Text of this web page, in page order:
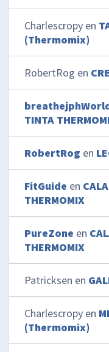
Charlescropy en
(Thermomix)
RobertRog en
TINTA
RobertRog en
FitGuide en
THERMOMIX
PureZone en
THERMOMIX
Patricksen en
Charlescropy en
(Thermomix)